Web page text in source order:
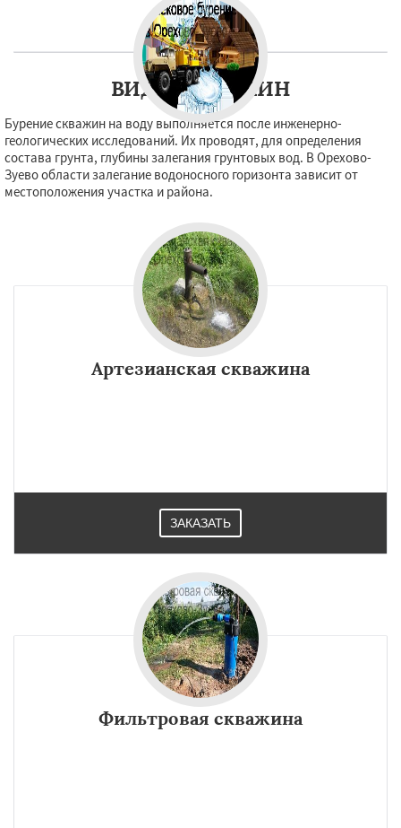
ВИДЫ СКВАЖИН
Бурение скважин на воду выполняется после инженерно-
геологических исследований. Их проводят, для определения
состава грунта, глубины залегания грунтовых вод. В Орехово-
Зуево области залегание водоносного горизонта зависит от
местоположения участка и района.
Артезианская скважина
ЗАКАЗАТЬ
Фильтровая скважина